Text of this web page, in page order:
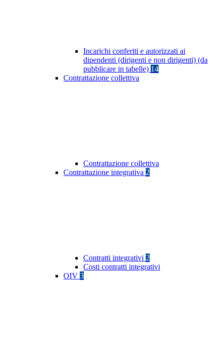
Incarichi conferiti e autorizzati ai
dipendenti (dirigenti e non dirigenti) (da
pubblicare in tabelle) 14
Contrattazione collettiva
Contrattazione collettiva
Contrattazione integrativa 2
Contratti integrativi 2
Costi contratti integrativi
OIV 3